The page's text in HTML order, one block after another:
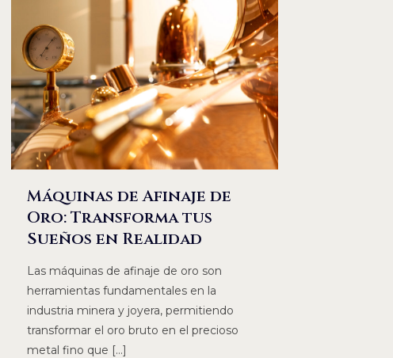
Máquinas de Afinaje de
Oro: Transforma tus
Sueños en Realidad
Las máquinas de afinaje de oro son
herramientas fundamentales en la
industria minera y joyera, permitiendo
transformar el oro bruto en el precioso
metal fino que […]